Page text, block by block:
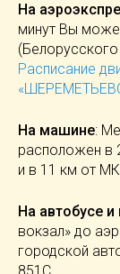
На
минут Вы
Расписание
На машине:
расположен в
и в 11 км от
На автобусе
вокзал» до
городской